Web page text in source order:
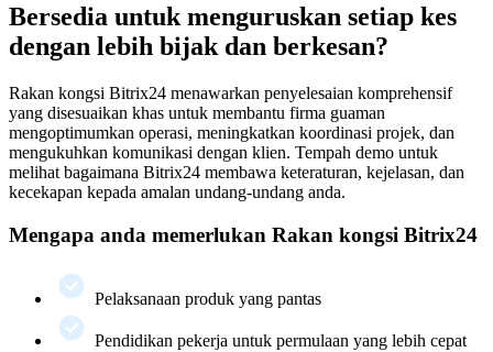
Bersedia untuk menguruskan setiap kes
dengan lebih bijak dan berkesan?
Rakan kongsi Bitrix24 menawarkan penyelesaian komprehensif
yang disesuaikan khas untuk membantu firma guaman
mengoptimumkan operasi, meningkatkan koordinasi projek, dan
mengukuhkan komunikasi dengan klien. Tempah demo untuk
melihat bagaimana Bitrix24 membawa keteraturan, kejelasan, dan
kecekapan kepada amalan undang-undang anda.
Mengapa anda memerlukan Rakan kongsi Bitrix24
Pelaksanaan produk yang pantas
Pendidikan pekerja untuk permulaan yang lebih cepat